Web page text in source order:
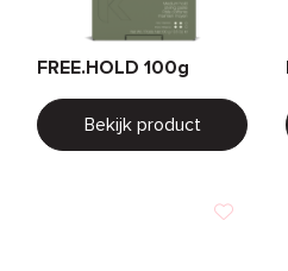
FREE.HOLD 100g
Bekijk product